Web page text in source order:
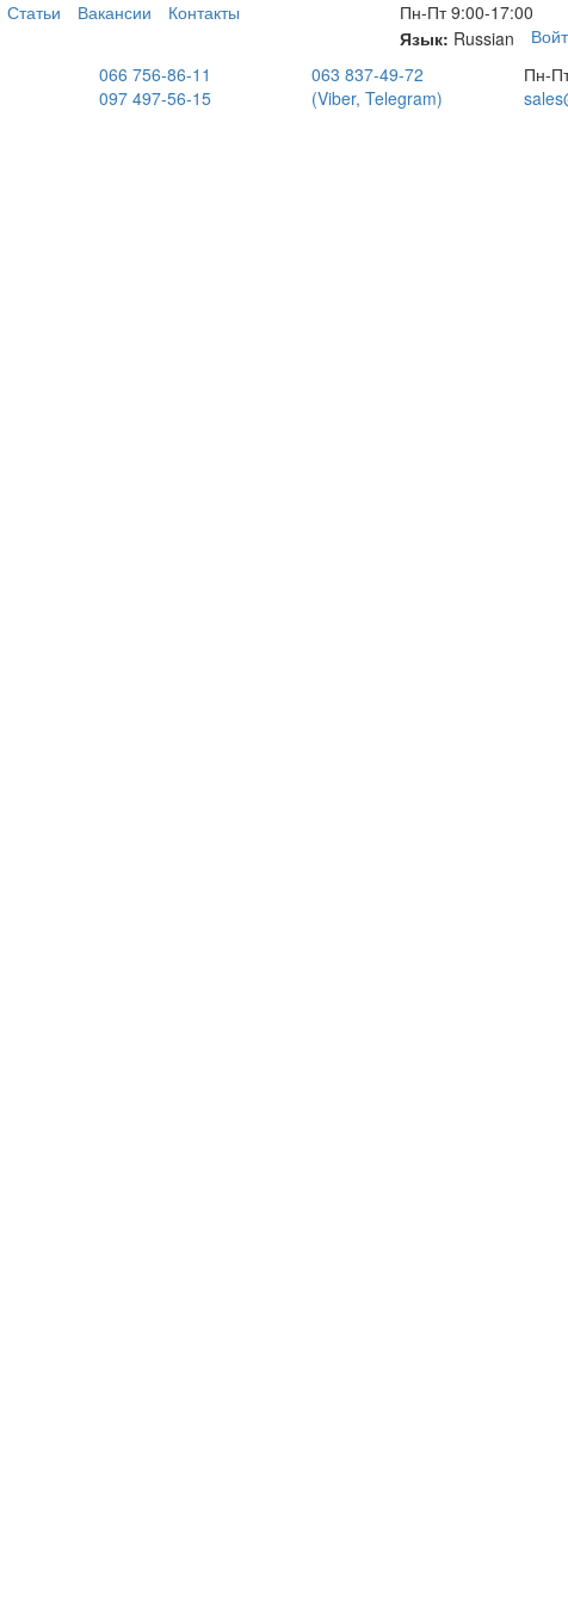
Статьи Вакансии Контакты
Пн-Пт 9:00-17:00
Язык: Russian
066 756-86-11
097 497-56-15
063 837-49-72
(Viber, Telegram)
Пн-